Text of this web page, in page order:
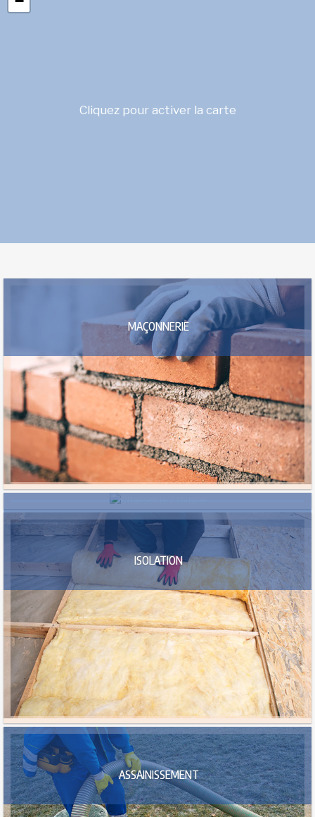
Cliquez pour activer la carte
MAÇONNERIE
CHARPENTE / TOITURE
ISOLATION
ASSAINISSEMENT